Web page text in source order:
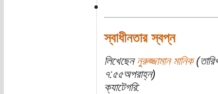
স্বাধীনতার স্বপ্ন
লিখেছেন নুরুজ্জামান মানিক
৭:৫৫অপরাহ্ন)
ক্যাটেগরি: